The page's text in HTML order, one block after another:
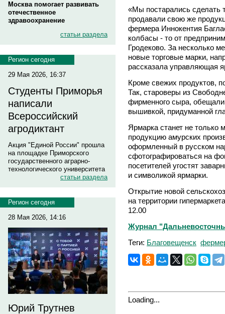
Москва помогает развивать
отечественное
здравоохранение
статьи раздела
Регион сегодня
29 Мая 2026, 16:37
Студенты Приморья
написали
Всероссийский
агродиктант
Акция "Единой России" прошла
на площадке Приморского
государственного аграрно-
технологического университета
статьи раздела
Регион сегодня
28 Мая 2026, 14:16
Юрий Трутнев
«Мы постарались сделать
продавали свою же
фермера Иннокентия
колбасы - то от
Гродеково. За несколько
новые торговые марки,
рассказала управляющая
Кроме свежих продуктов,
Так, староверы из
фирменного сыра, обещали
вышивкой, придуманной
Ярмарка станет не только
продукцию амурских
оформленный в русском
сфотографироваться на
посетителей угостят
и символикой ярмарки.
Открытие новой
на территории
12.00
Журнал
Теги: Благовещенск
Loading...